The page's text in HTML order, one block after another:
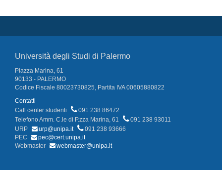
Università degli Studi di Palermo
Piazza Marina, 61
90133 - PALERMO
Codice Fiscale 80023730825, Partita IVA 00605880822
Contatti
Call center studenti
091 238 86472
Telefono Amm. C.le di P.zza Marina, 61
091 238 93011
URP
urp@unipa.it
091 238 93666
PEC
pec@cert.unipa.it
Webmaster
webmaster@unipa.it